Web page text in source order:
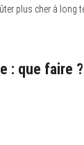
plus cher à long
: que faire ?